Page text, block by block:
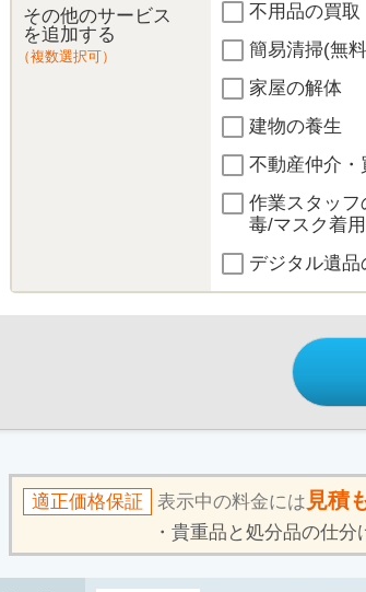
その他のサービス
を追加する
（複数選択可）
不用品の買取
簡易清掃(無
家屋の解体
建物の養生
不動産仲介・
作業スタッフ
毒/マスク着用
デジタル遺品
適正価格保証 表示中の料金には 見積
貴重品と処分品の仕分